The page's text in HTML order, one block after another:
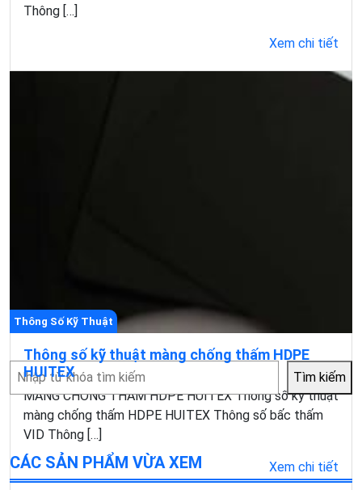
Thông […]
Xem chi tiết
Thông Số Kỹ Thuật
Thông số kỹ thuật màng chống thấm HDPE
HUITEX
MÀNG CHỐNG THẤM HDPE HUITEX Thông số kỹ thuật
màng chống thấm HDPE HUITEX Thông số bấc thấm
VID Thông […]
Xem chi tiết
Tìm
kiếm
Tìm kiếm
CÁC SẢN PHẨM VỪA XEM